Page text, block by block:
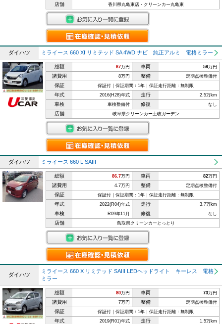
店舗 香川県丸亀東店・クリーンカー丸亀東
ダイハツ ミライース 660 Xf リミテッド SA 4WD ナビ 純正アルミ 電格ミラー
総額 67万円 車両 59万円
諸費用 8万円 整備 定期点検整備付
保証 保証付｜保証期間：1年｜保証走行距離：無制限
年式 2016(H28)年式 走行 2.5万km
車検 車検整備付 修復 なし
店舗 岐阜県クリーンカー土岐ガーデン
ダイハツ ミライース 660 L SAIII
総額 86.7万円 車両 82万円
諸費用 4.7万円 整備 定期点検整備付
保証 保証付｜保証期間：1年｜保証走行距離：無制限
年式 2022(R04)年式 走行 3.7万km
車検 R09年11月 修復 なし
店舗 鳥取県クリーンカーとっとり
ダイハツ
ミライース 660 X リミテッド SAIII LEDヘッドライト キーレス 電格
ミラー
総額 80万円 車両 73万円
諸費用 7万円 整備 定期点検整備付
保証 保証付｜保証期間：1年｜保証走行距離：無制限
年式 2019(R01)年式 走行 1.5万km